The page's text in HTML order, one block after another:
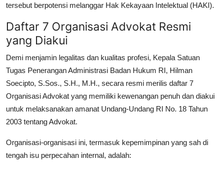
tersebut berpotensi melanggar Hak Kekayaan Intelektual (HAKI).
Daftar 7 Organisasi Advokat Resmi
yang Diakui
Demi menjamin legalitas dan kualitas profesi, Kepala Satuan
Tugas Penerangan Administrasi Badan Hukum RI, Hilman
Soecipto, S.Sos., S.H., M.H., secara resmi merilis daftar 7
Organisasi Advokat yang memiliki kewenangan penuh dan diakui
untuk melaksanakan amanat Undang-Undang RI No. 18 Tahun
2003 tentang Advokat.
Organisasi-organisasi ini, termasuk kepemimpinan yang sah di
tengah isu perpecahan internal, adalah: